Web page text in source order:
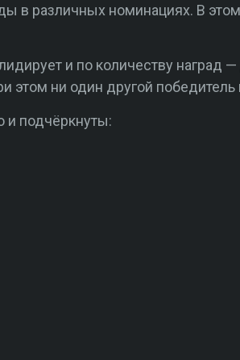
в различных номинациях. В
и по количеству наград
этом ни один другой
и подчёркнуты: